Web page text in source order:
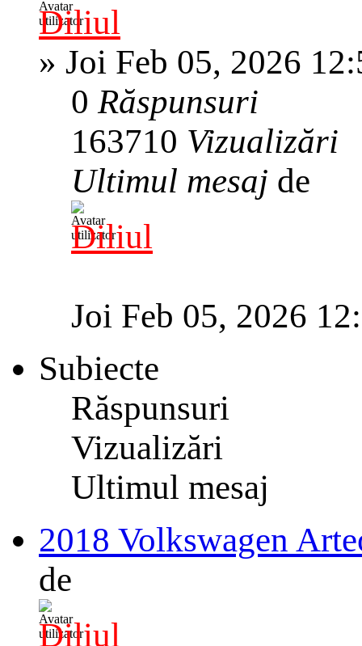
Diliul
» Joi Feb 05, 2026
0Răspunsuri
163710 Vizualizări
Ultimul mesaj de
Diliul
Joi Feb 05, 2026
Subiecte
Răspunsuri
Vizualizări
Ultimul mesaj
2018 Volkswagen
de
Diliul